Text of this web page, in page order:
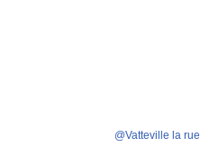
@Vatteville la rue